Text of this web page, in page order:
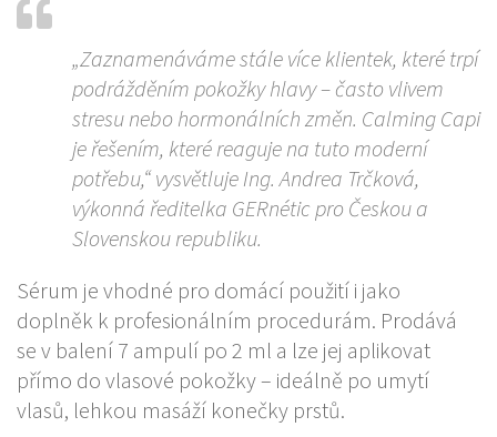
„Zaznamenáváme stále více klientek, které trpí
podrážděním pokožky hlavy – často vlivem
stresu nebo hormonálních změn. Calming Capi
je řešením, které reaguje na tuto moderní
potřebu,“ vysvětluje Ing. Andrea Trčková,
výkonná ředitelka GERnétic pro Českou a
Slovenskou republiku.
Sérum je vhodné pro domácí použití i jako
doplněk k profesionálním procedurám. Prodává
se v balení 7 ampulí po 2 ml a lze jej aplikovat
přímo do vlasové pokožky – ideálně po umytí
vlasů, lehkou masáží konečky prstů.